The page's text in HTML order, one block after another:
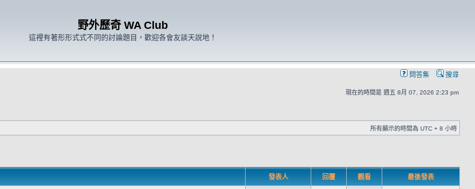
野外歷奇 WA Club
這裡有著形形式式不同的討論題目，歡迎各會友談天說地！
問答集 搜尋
現在的時間是 週五 8月 07, 2026 2:23 pm
所有顯示的時間為 UTC + 8 小時
發表人 回覆 觀看 最後發表